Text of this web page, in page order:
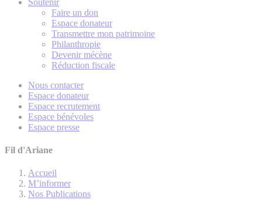
Faire un don
Espace donateur
Transmettre mon patrimoine
Philanthropie
Devenir mécène
Réduction fiscale
Nous contacter
Espace donateur
Espace recrutement
Espace bénévoles
Espace presse
Fil d'Ariane
Accueil
M’informer
Nos Publications